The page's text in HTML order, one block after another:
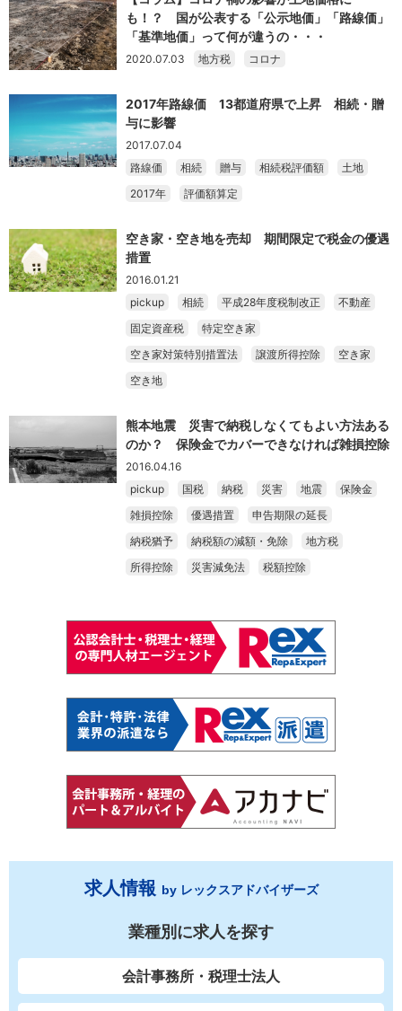
も！？ 国が公表する「公示地価」「路線価」
「基準地価」って何が違うの・・・
2020.07.03 地方税 コロナ
2017年路線価 13都道府県で上昇 相続・贈
与に影響
2017.07.04
路線価
相続 贈与 相続税評価額
土地
2017年
評価額算定
空き家・空き地を売却 期間限定で税金の優遇
措置
2016.01.21
pickup
相続 平成28年度税制改正
不動産
固定資産税
特定空き家
空き家対策特別措置法
譲渡所得控除
空き家
空き地
熊本地震 災害で納税しなくてもよい方法ある
のか？ 保険金でカバーできなければ雑損控除
2016.04.16
pickup
国税 納税 災害 地震
保険金
雑損控除
優遇措置
申告期限の延長
納税猶予
納税額の減額・免除
地方税
所得控除
災害減免法 税額控除
求人情報 by レックスアドバイザーズ
業種別に求人を探す
会計事務所・税理士法人